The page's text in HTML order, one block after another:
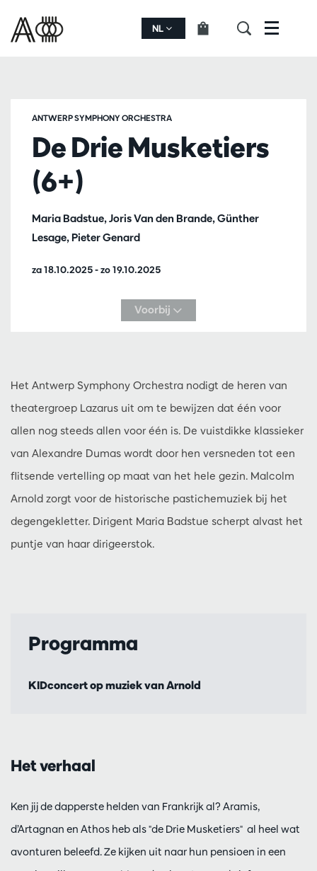
NL Menu
De Drie Musketiers
(6+)
Maria Badstue, Joris Van den Brande, Günther
Lesage, Pieter Genard
ANTWERP SYMPHONY ORCHESTRA
za 18.10.2025-zo 19.10.2025
Voorbij
Het Antwerp Symphony Orchestra nodigt de heren van
theatergroep Lazarus uit om te bewijzen dat één voor
allen nog steeds allen voor één is. De vuistdikke klassieker
van Alexandre Dumas wordt door hen versneden tot een
flitsende vertelling op maat van het hele gezin. Malcolm
Arnold zorgt voor de historische pastichemuziek bij het
degengekletter. Dirigent Maria Badstue scherpt alvast het
puntje van haar dirigeerstok.
Programma
KIDconcert op muziek van Arnold
Het verhaal
Ken jij de dapperste helden van Frankrijk al? Aramis,
d’Artagnan en Athos heb als "de Drie Musketiers" al heel wat
avonturen beleefd. Ze kijken uit naar hun pensioen in een